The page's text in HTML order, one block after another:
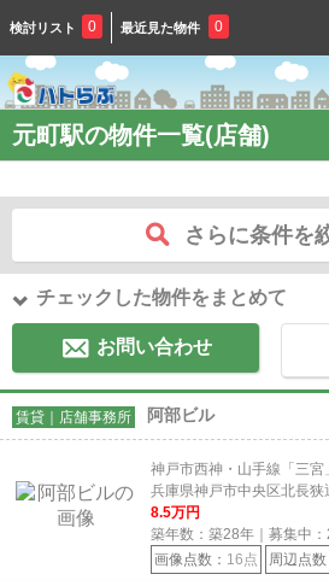
検討リスト 0 最近見た物件 0
元町駅の物件一覧(店舗)
さらに条件を
チェックした物件をまとめて
お問い合わせ
賃貸｜店舗事務所 阿部ビル
神戸市西神・山手線「三宮
兵庫県神戸市中央区北長狭
8.5万円
築年数：築28年｜募集中：
画像点数： 16点 周辺点数